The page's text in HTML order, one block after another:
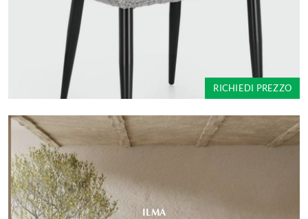
RICHIEDI PREZZO
ILMA